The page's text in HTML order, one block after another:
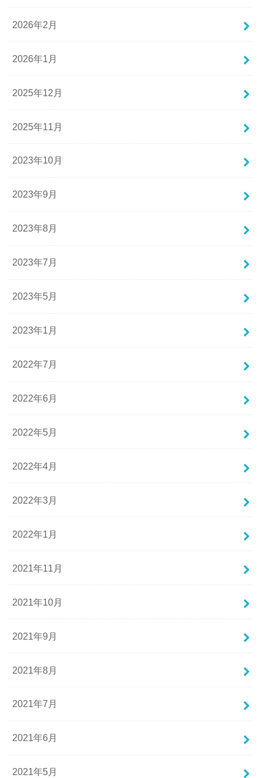
2026年2月
2026年1月
2025年12月
2025年11月
2023年10月
2023年9月
2023年8月
2023年7月
2023年5月
2023年1月
2022年7月
2022年6月
2022年5月
2022年4月
2022年3月
2022年1月
2021年11月
2021年10月
2021年9月
2021年8月
2021年7月
2021年6月
2021年5月